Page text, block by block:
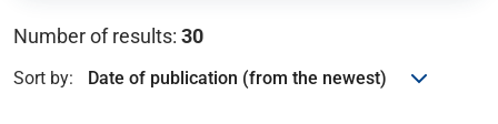
Number of results: 30
Sort by: